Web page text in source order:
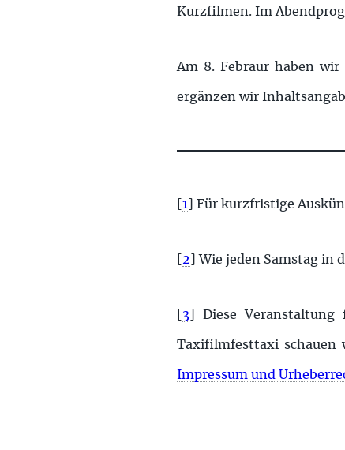
Kurzfilmen. Im
Am 8. Febraur haben
ergänzen wir
1 Für kurzfristige
2 Wie jeden Samstag in
3 Diese
Taxifilmfesttaxi schauen
Impressum und